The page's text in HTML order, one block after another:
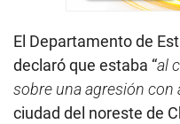
El Departamento de
declaró que estaba “al
sobre una agresión con
ciudad del noreste de